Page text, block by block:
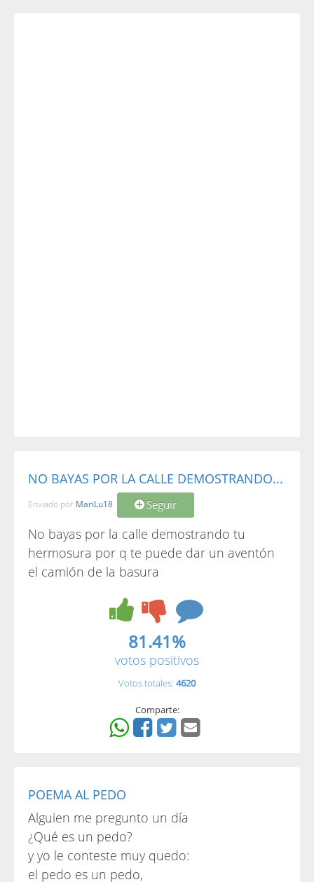
NO BAYAS POR LA CALLE DEMOSTRANDO...
Enviado por MariLu18 Seguir
No bayas por la calle demostrando tu
hermosura por q te puede dar un aventón
el camión de la basura
81.41%
votos positivos
Votos totales: 4620
Comparte:
POEMA AL PEDO
Alguien me pregunto un día
¿Qué es un pedo?
y yo le conteste muy quedo:
el pedo es un pedo,